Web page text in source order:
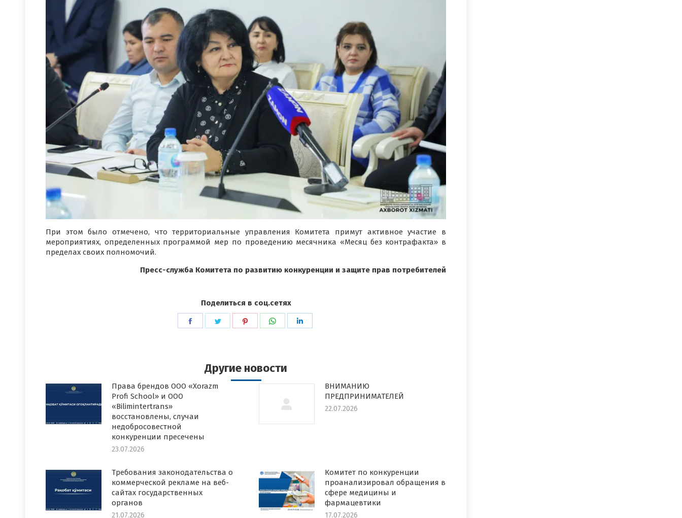
При этом было отмечено, что территориальные управления Комитета примут активное участие в
мероприятиях, определенных программой мер по проведению месячника «Месяц без контрафакта» в
пределах своих полномочий.
Пресс-служба Комитета по развитию конкуренции и защите прав потребителей
Поделиться в соц.сетях
ПоделитьсяПоделитьсяПоделитьсяПоделиться
Другие новости
Права брендов ООО «Xorazm
Profi School» и ООО
«Bilimintertrans»
восстановлены, случаи
недобросовестной
конкуренции пресечены
23.07.2026
ВНИМАНИЮ
ПРЕДПРИНИМАТЕЛЕЙ
22.07.2026
Требования законодательства о
коммерческой рекламе на веб-
сайтах государственных
органов
21.07.2026
Комитет по конкуренции
проанализировал обращения в
сфере медицины и
фармацевтики
17.07.2026